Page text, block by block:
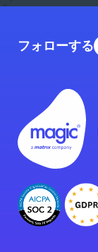
フォローする